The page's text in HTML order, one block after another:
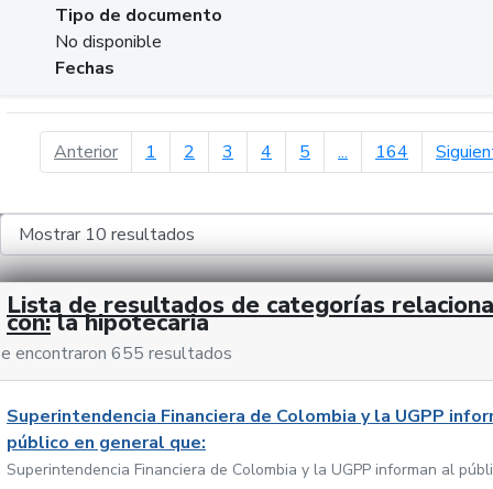
Tipo de documento
No disponible
Fechas
Anteriorpágina anterior
1 2 3 4 5 ... 164
Lista de resultados de categorías
con: la hipotecaria
encontraron 655 resultados
Superintendencia Financiera de Colombia y la UGPP
público en general que:
Superintendencia Financiera de Colombia y la UGPP informan al